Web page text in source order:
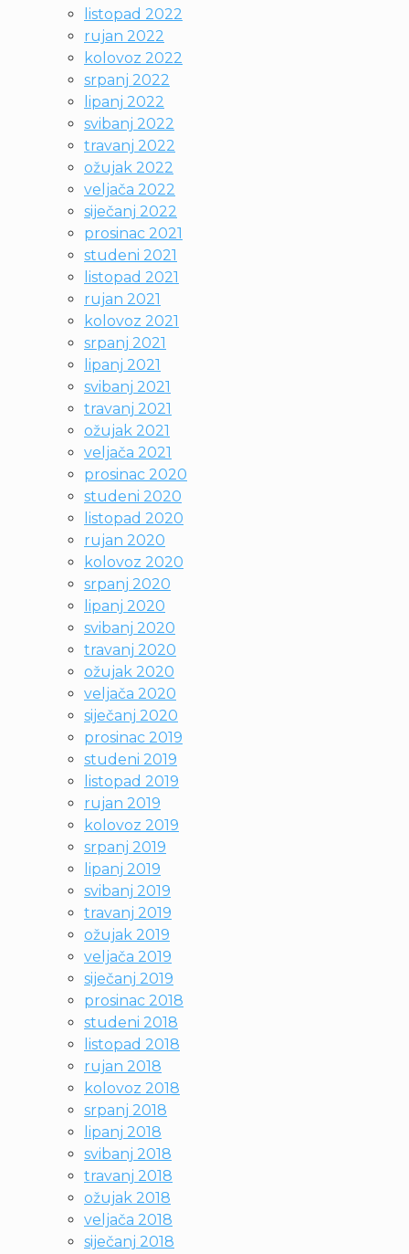
listopad 2022
rujan 2022
kolovoz 2022
srpanj 2022
lipanj 2022
svibanj 2022
travanj 2022
ožujak 2022
veljača 2022
siječanj 2022
prosinac 2021
studeni 2021
listopad 2021
rujan 2021
kolovoz 2021
srpanj 2021
lipanj 2021
svibanj 2021
travanj 2021
ožujak 2021
veljača 2021
prosinac 2020
studeni 2020
listopad 2020
rujan 2020
kolovoz 2020
srpanj 2020
lipanj 2020
svibanj 2020
travanj 2020
ožujak 2020
veljača 2020
siječanj 2020
prosinac 2019
studeni 2019
listopad 2019
rujan 2019
kolovoz 2019
srpanj 2019
lipanj 2019
svibanj 2019
travanj 2019
ožujak 2019
veljača 2019
siječanj 2019
prosinac 2018
studeni 2018
listopad 2018
rujan 2018
kolovoz 2018
srpanj 2018
lipanj 2018
svibanj 2018
travanj 2018
ožujak 2018
veljača 2018
siječanj 2018